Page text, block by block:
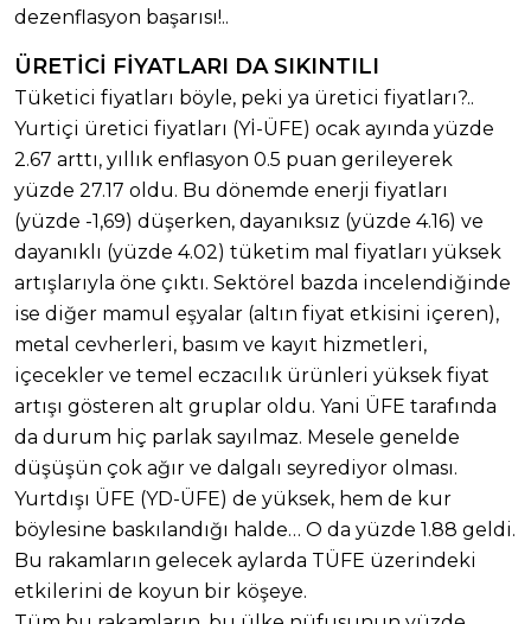
dezenflasyon başarısı!..
ÜRETİCİ FİYATLARI DA SIKINTILI
Tüketici fiyatları böyle, peki ya üretici fiyatları?..
Yurtiçi üretici fiyatları (Yİ-ÜFE) ocak ayında yüzde
2.67 arttı, yıllık enflasyon 0.5 puan gerileyerek
yüzde 27.17 oldu. Bu dönemde enerji fiyatları
(yüzde -1,69) düşerken, dayanıksız (yüzde 4.16) ve
dayanıklı (yüzde 4.02) tüketim mal fiyatları yüksek
artışlarıyla öne çıktı. Sektörel bazda incelendiğinde
ise diğer mamul eşyalar (altın fiyat etkisini içeren),
metal cevherleri, basım ve kayıt hizmetleri,
içecekler ve temel eczacılık ürünleri yüksek fiyat
artışı gösteren alt gruplar oldu. Yani ÜFE tarafında
da durum hiç parlak sayılmaz. Mesele genelde
düşüşün çok ağır ve dalgalı seyrediyor olması.
Yurtdışı ÜFE (YD-ÜFE) de yüksek, hem de kur
böylesine baskılandığı halde… O da yüzde 1.88 geldi.
Bu rakamların gelecek aylarda TÜFE üzerindeki
etkilerini de koyun bir köşeye.